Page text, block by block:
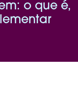
o que é,